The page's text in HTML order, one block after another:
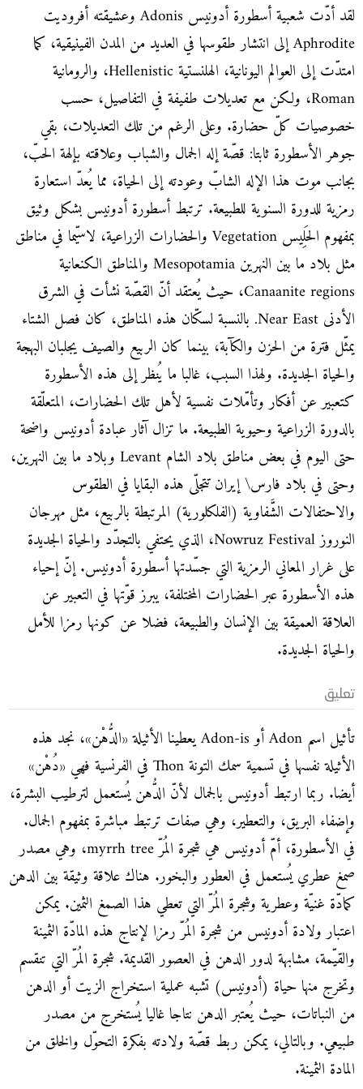
لقد أدّت شعبية أسطورة أدونيس Adonis وعشيقته أفروديت
Aphrodite إلى انتشار طقوسها في العديد من المدن الفينيقية، كما
امتدّت إلى العوالم اليونانية، الهلنستية Hellenistic، والرومانية
Roman، ولكن مع تعديلات طفيفة في التفاصيل، حسب
خصوصيات كلّ حضارة. وعلى الرغم من تلك التعديلات، بقي
جوهر الأسطورة ثابتا: قصّة إله الجمال والشباب وعلاقته بإلهة الحبّ،
بجانب موت هذا الإله الشابّ وعودته إلى الحياة، مما يُعدّ استعارة
رمزية للدورة السنوية للطبيعة. ترتبط أسطورة أدونيس بشكل وثيق
بمفهوم الحَلِيس Vegetation والحضارات الزراعية، لاسيّما في مناطق
مثل بلاد ما بين النهرين Mesopotamia والمناطق الكنعانية
Canaanite regions، حيث يُعتقد أنّ القصّة نشأت في الشرق
الأدنى Near East. بالنسبة لسكّان هذه المناطق، كان فصل الشتاء
يمثّل فترة من الحزن والكآبة، بينما كان الربيع والصيف يجلبان البهجة
والحياة الجديدة. ولهذا السبب، غالبا ما يُنظر إلى هذه الأسطورة
كتعبير عن أفكار وتأمّلات نفسية لأهل تلك الحضارات، المتعلّقة
بالدورة الزراعية وحيوية الطبيعة. ما تزال آثار عبادة أدونيس واضحة
حتى اليوم في بعض مناطق بلاد الشام Levant وبلاد ما بين النهرين،
وحتى في بلاد فارس\ إيران تتجلّى هذه البقايا في الطقوس
والاحتفالات الشَّفاوية (الفلكلورية) المرتبطة بالربيع، مثل مهرجان
النوروز Nowruz Festival، الذي يحتفي بالتجدّد والحياة الجديدة
على غرار المعاني الرمزية التي جسّدتها أسطورة أدونيس. إنّ إحياء
هذه الأسطورة عبر الحضارات المختلفة، يبرز قوّتها في التعبير عن
العلاقة العميقة بين الإنسان والطبيعة، فضلا عن كونها رمزا للأمل
والحياة الجديدة.
تعليق
تأثيل اسم Adon أو Adon-is يعطينا الأثيلة «الدُّهْن»، نجد هذه
الأثيلة نفسها في تسمية سمك التونة Thon في الفرنسية فهي «دُهْن»
أيضا. ربما ارتبط أدونيس بالجمال لأنّ الدُّهن يُستعمل لترطيب البشرة،
وإضفاء البريق، والتعطير، وهي صفات ترتبط مباشرة بمفهوم الجمال.
في الأسطورة، أمّ أدونيس هي شجرة المُرّ myrrh tree، وهي مصدر
صمغ عطري يُستعمل في العطور والبخور. هناك علاقة وثيقة بين الدهن
كمادّة غنيّة وعطرية وشجرة المُرّ التي تعطي هذا الصمغ الثمين. يمكن
اعتبار ولادة أدونيس من شجرة المُرّ رمزا لإنتاج هذه المادّة الثمينة
والقيّمة، مشابهة لدور الدهن في العصور القديمة. شجرة المُرّ التي تنقسم
وتخرج منها حياة (أدونيس) تشبه عملية استخراج الزيت أو الدهن
من النباتات، حيث يُعتبر الدهن نتاجا غاليا يُستخرج من مصدر
طبيعي. وبالتالي، يمكن ربط قصّة ولادته بفكرة التحوّل والخلق من
المادة الثمينة.